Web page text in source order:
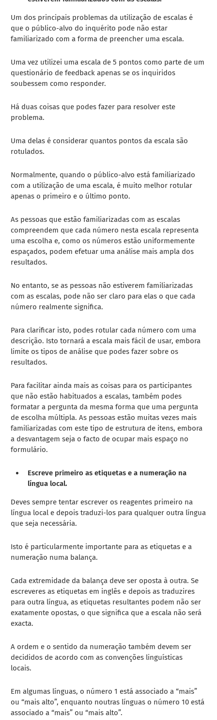
Um dos principais problemas da utilização de escalas é
que o público-alvo do inquérito pode não estar
familiarizado com a forma de preencher uma escala.
Uma vez utilizei uma escala de 5 pontos como parte de um
questionário de feedback apenas se os inquiridos
soubessem como responder.
Há duas coisas que podes fazer para resolver este
problema.
Uma delas é considerar quantos pontos da escala são
rotulados.
Normalmente, quando o público-alvo está familiarizado
com a utilização de uma escala, é muito melhor rotular
apenas o primeiro e o último ponto.
As pessoas que estão familiarizadas com as escalas
compreendem que cada número nesta escala representa
uma escolha e, como os números estão uniformemente
espaçados, podem efetuar uma análise mais ampla dos
resultados.
No entanto, se as pessoas não estiverem familiarizadas
com as escalas, pode não ser claro para elas o que cada
número realmente significa.
Para clarificar isto, podes rotular cada número com uma
descrição. Isto tornará a escala mais fácil de usar, embora
limite os tipos de análise que podes fazer sobre os
resultados.
Para facilitar ainda mais as coisas para os participantes
que não estão habituados a escalas, também podes
formatar a pergunta da mesma forma que uma pergunta
de escolha múltipla.As pessoas estão muitas vezes mais
familiarizadas com este tipo de estrutura de itens, embora
a desvantagem seja o facto de ocupar mais espaço no
formulário.
Escreve primeiro as etiquetas e a numeração na
língua local.
Deves sempre tentar escrever os reagentes primeiro na
língua local e depois traduzi-los para qualquer outra língua
que seja necessária.
Isto é particularmente importante para as etiquetas e a
numeração numa balança.
Cada extremidade da balança deve ser oposta à outra. Se
escreveres as etiquetas em inglês e depois as traduzires
para outra língua, as etiquetas resultantes podem não ser
exatamente opostas, o que significa que a escala não será
exacta.
A ordem e o sentido da numeração também devem ser
decididos de acordo com as convenções linguísticas
locais.
Em algumas línguas, o número 1 está associado a “mais”
ou “mais alto”, enquanto noutras línguas o número 10 está
associado a “mais” ou “mais alto”.